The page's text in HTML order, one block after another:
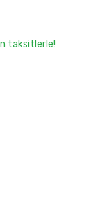
taksitlerle!